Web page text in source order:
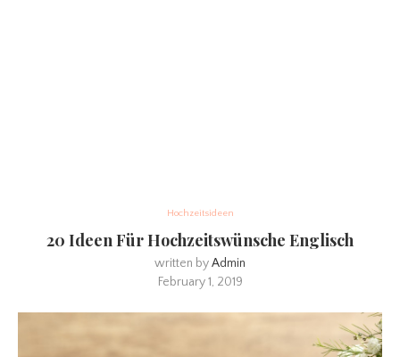
Hochzeitsideen
20 Ideen Für Hochzeitswünsche Englisch
written byAdmin
February 1, 2019